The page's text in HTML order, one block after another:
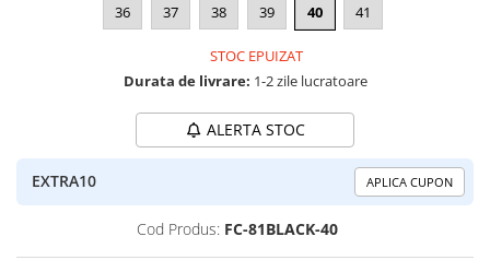
36 37 38 39 40 41
STOC EPUIZAT
Durata de livrare: 1-2 zile lucratoare
ALERTA STOC
EXTRA10 APLICA CUPON
Cod Produs: FC-81BLACK-40